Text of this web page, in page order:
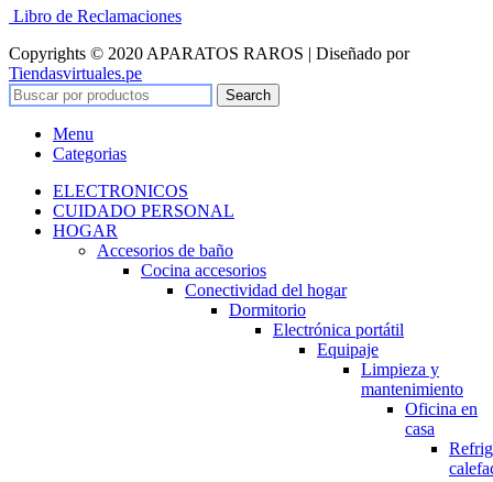
Libro de Reclamaciones
Copyrights © 2020 APARATOS RAROS | Diseñado por
Tiendasvirtuales.pe
Search
Menu
Categorias
ELECTRONICOS
CUIDADO PERSONAL
HOGAR
Accesorios de baño
Cocina accesorios
Conectividad del hogar
Dormitorio
Electrónica portátil
Equipaje
Limpieza y
mantenimiento
Oficina en
casa